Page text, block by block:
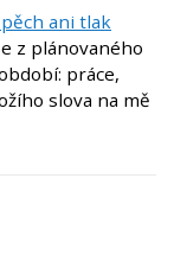
ani tlak
z plánovaného
práce,
slova na mě